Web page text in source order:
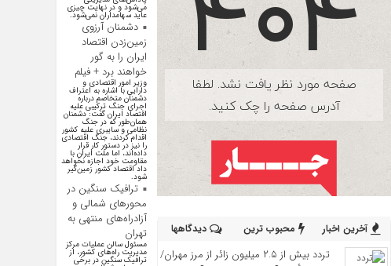
آخرین اخبار محبوب ترین دیدگاهها
تردد بیش از ۲.۵ میلیون زائر از مرز مهران/
می‌شود و در نهایت چیزی
عاید سهامداران نمی‌شود.
دشمنان آرزوی
زمین‌زدن اقتصاد
ایران را به گور
خواهند برد + فیلم
وزیر امور اقتصادی و
دارایی با اشاره به اعتراف
دشمنان متخاصم درباره
اجرای جنگ ترکیبی علیه
اقتصاد ایران گفت: دشمنان
همان‌طور که در جنگ
نظامی و سایبری علیه کشور
اقدام کردند، جنگ اقتصادی
را نیز در دستور کار قرار
داده‌اند، اما ملت ایران با
مقاومت خود اجازه نخواهد
داد اقتصاد کشور زمین‌گیر
شود.
ترافیک سنگین در
محورهای شمالی و
آزادراه‌های منتهی به
تهران
مسئول سالن عملیات مرکز
مدیریت راه‌های کشور، از
ترافیک سنگین در برخی